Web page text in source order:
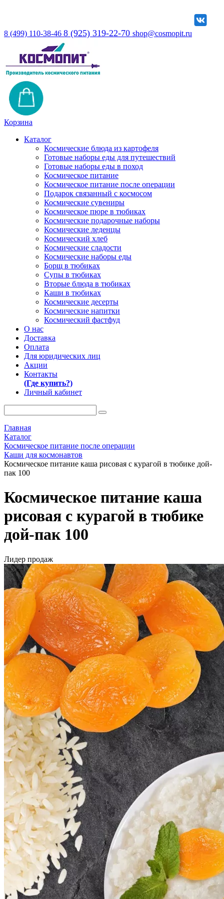
8 (499) 110-38-46 8 (925) 319-22-70 shop@cosmopit.ru
Корзина
Каталог
Космические блюда из картофеля
Готовые наборы еды для путешествий
Готовые наборы еды в поход
Космическое питание
Космическое питание после операции
Подарок связанный с космосом
Космические сувениры
Космическое пюре в тюбиках
Космические подарочные наборы
Космические леденцы
Космический хлеб
Космические сладости
Космические наборы еды
Борщ в тюбиках
Супы в тюбиках
Вторые блюда в тюбиках
Каши в тюбиках
Космические десерты
Космические напитки
Космический фастфуд
О нас
Доставка
Оплата
Для юридических лиц
Акции
Контакты
(Где купить?)
Личный кабинет
Главная
Каталог
Космическое питание после операции
Каши для космонавтов
Космическое питание каша рисовая c курагой в тюбике дой-
пак 100
Космическое питание каша
рисовая c курагой в тюбике
дой-пак 100
Лидер продаж